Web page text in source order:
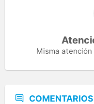
Misma
COMENTARIOS